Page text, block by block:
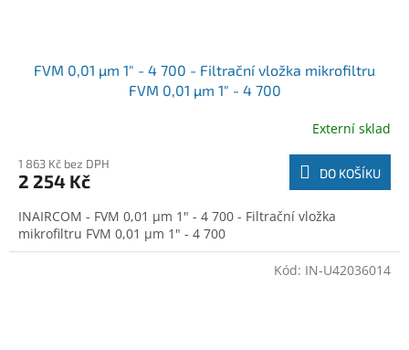
FVM 0,01 µm 1" - 4 700 - Filtrační vložka mikrofiltru
FVM 0,01 µm 1" - 4 700
Externí sklad
1 863 Kč bez DPH
2 254 Kč DO KOŠÍKU
INAIRCOM - FVM 0,01 µm 1" - 4 700 - Filtrační vložka
mikrofiltru FVM 0,01 µm 1" - 4 700
Kód: IN-U42036014